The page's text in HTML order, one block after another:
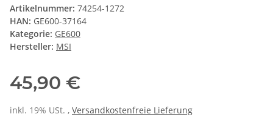
Artikelnummer: 74254-1272
HAN: GE600-37164
Kategorie: GE600
Hersteller: MSI
45,90 €
inkl. 19% USt. , Versandkostenfreie Lieferung